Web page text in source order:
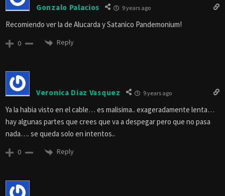
Gonzalo Palacios 9 years ago
Recomiendo ver la de Alucarda y Satanico Pandemonium!
0 Reply
Veronica Diaz Vasquez 9 years ago
Ya la habia visto en el cable… es malisima.. exageradamente lenta…
hay algunas partes que crees que va a despegar pero que no pasa
nada…. se queda solo en intentos..
0 Reply